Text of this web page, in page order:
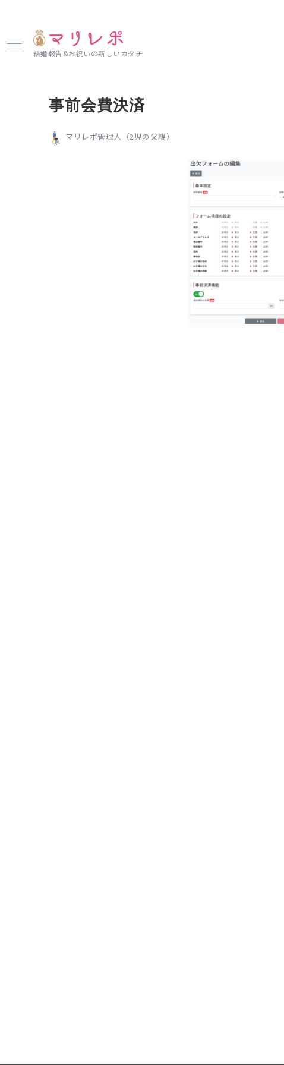
結婚報告&お祝いの新しいカタチ
事前会費決済
マリレポ管理人（2児の父親）